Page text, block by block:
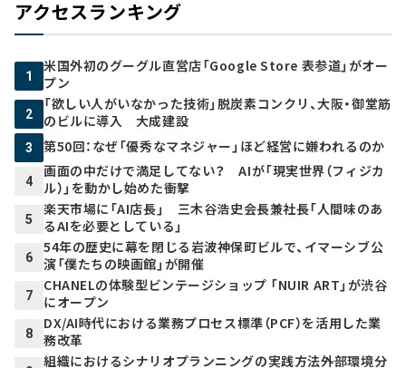
アクセスランキング
1
米国外初のグーグル直営店「Google Store 表参道」がオー
プン
2
「欲しい人がいなかった技術」脱炭素コンクリ、大阪・御堂筋
のビルに導入 大成建設
3 第50回：なぜ「優秀なマネジャー」ほど経営に嫌われるのか
4
画面の中だけで満足してない？ AIが「現実世界（フィジカ
ル）」を動かし始めた衝撃
5
楽天市場に「AI店長」 三木谷浩史会長兼社長「人間味のあ
るAIを必要としている」
6
54年の歴史に幕を閉じる岩波神保町ビルで、イマーシブ公
演「僕たちの映画館」が開催
7
CHANELの体験型ビンテージショップ 「NUIR ART」が渋谷
にオープン
8
DX/AI時代における業務プロセス標準（PCF）を活用した業
務改革
組織におけるシナリオプランニングの実践方法――外部環境分